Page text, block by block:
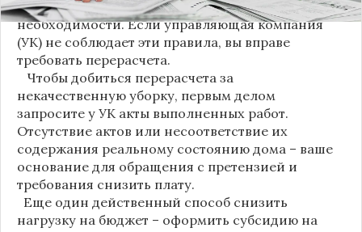
пыли – еженедельно, а уборка снега – по мере
необходимости. Если управляющая компания
(УК) не соблюдает эти правила, вы вправе
требовать перерасчета.
Чтобы добиться перерасчета за
некачественную уборку, первым делом
запросите у УК акты выполненных работ.
Отсутствие актов или несоответствие их
содержания реальному состоянию дома – ваше
основание для обращения с претензией и
требования снизить плату.
Еще один действенный способ снизить
нагрузку на бюджет – оформить субсидию на